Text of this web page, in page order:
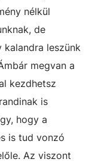
nélkül
de
leszünk
megvan a
kezdhetsz
is
hogy a
is tud vonzó
Az viszont